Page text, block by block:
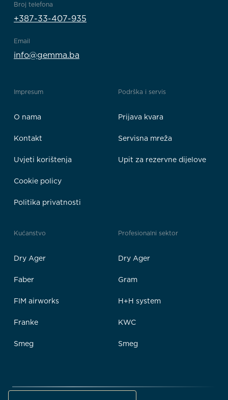
Broj telefona
+387-33-407-935
Email
info@gemma.ba
Impresum
O nama
Kontakt
Uvjeti korištenja
Cookie policy
Politika privatnosti
Podrška i servis
Prijava kvara
Servisna mreža
Upit za rezervne dijelove
Kućanstvo
Dry Ager
Faber
FIM airworks
Franke
Smeg
Profesionalni sektor
Dry Ager
Gram
H+H system
KWC
Smeg